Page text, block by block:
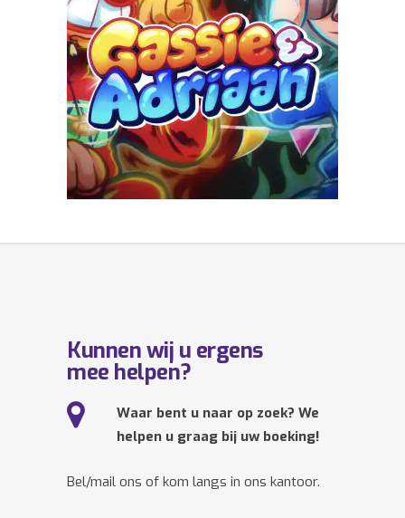
Kunnen wij u ergens
mee helpen?
Waar bent u naar op zoek? We
helpen u graag bij uw boeking!
Bel/mail ons of kom langs in ons kantoor.